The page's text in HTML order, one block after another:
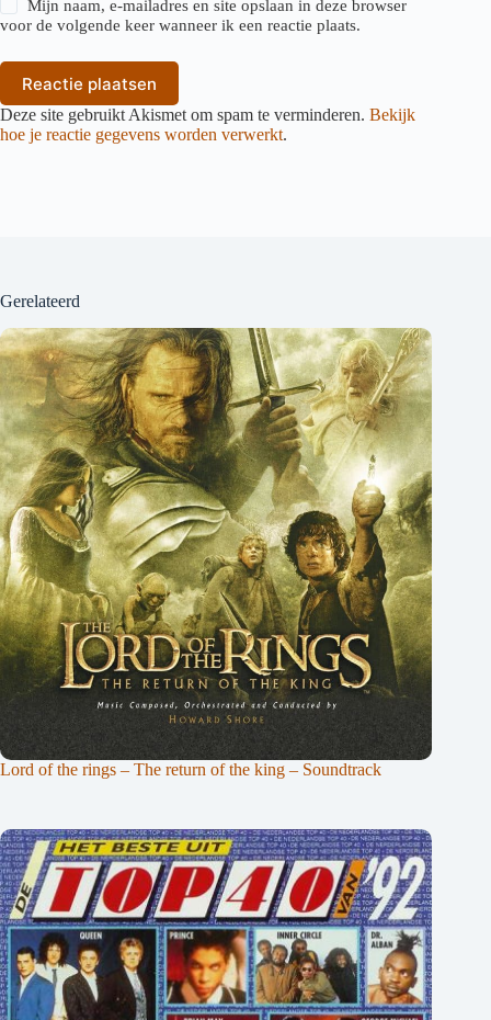
Mijn naam, e-mailadres en site opslaan in deze browser
voor de volgende keer wanneer ik een reactie plaats.
Reactie plaatsen
Deze site gebruikt Akismet om spam te verminderen. Bekijk
hoe je reactie gegevens worden verwerkt.
Gerelateerd
Lord of the rings – The return of the king – Soundtrack